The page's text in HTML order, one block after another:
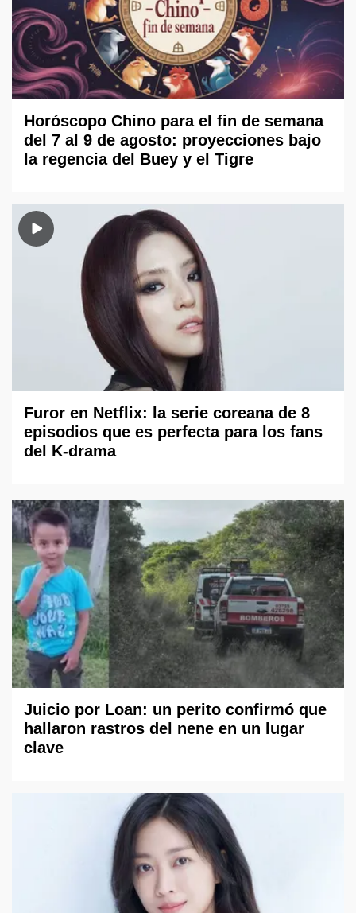
Horóscopo Chino para el fin de semana
del 7 al 9 de agosto: proyecciones bajo
la regencia del Buey y el Tigre
Furor en Netflix: la serie coreana de 8
episodios que es perfecta para los fans
del K-drama
Juicio por Loan: un perito confirmó que
hallaron rastros del nene en un lugar
clave